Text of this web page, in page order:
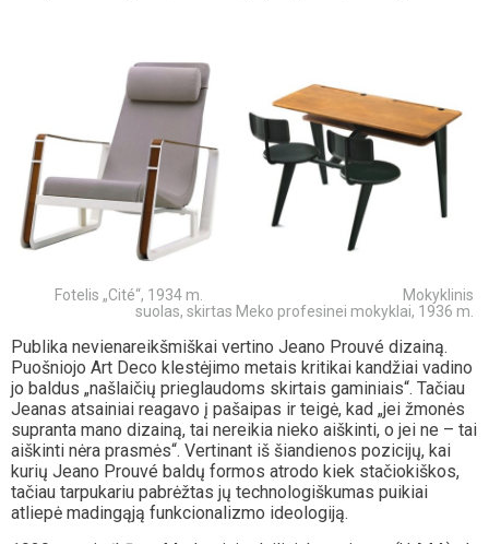
Fotelis „Cité“, 1934 m. Mokyklinis
suolas, skirtas Meko profesinei mokyklai, 1936 m.
Publika nevienareikšmiškai vertino Jeano Prouvé dizainą.
Puošniojo Art Deco klestėjimo metais kritikai kandžiai vadino
jo baldus „našlaičių prieglaudoms skirtais gaminiais“. Tačiau
Jeanas atsainiai reagavo į pašaipas ir teigė, kad „jei žmonės
supranta mano dizainą, tai nereikia nieko aiškinti, o jei ne – tai
aiškinti nėra prasmės“. Vertinant iš šiandienos pozicijų, kai
kurių Jeano Prouvé baldų formos atrodo kiek stačiokiškos,
tačiau tarpukariu pabrėžtas jų technologiškumas puikiai
atliepė madingąją funkcionalizmo ideologiją.